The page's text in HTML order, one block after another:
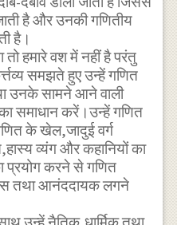
है और उनकी गणितीय
है।
तो हमारे वश में नहीं है परंतु
समझते हुए उन्हें गणित
उनके सामने आने वाली
समाधान करें।उन्हें गणित
के खेल,जादुई वर्ग
व्यंग और कहानियों का
प्रयोग करने से गणित
तथा आनंददायक लगने